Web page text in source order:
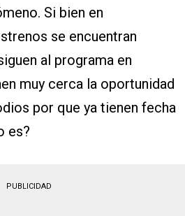
Si bien en
se encuentran
al programa en
muy cerca la oportunidad
por que ya tienen fecha
es?
PUBLICIDAD